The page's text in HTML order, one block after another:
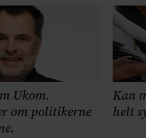
Ukom.
om politikerne
Kan
helt